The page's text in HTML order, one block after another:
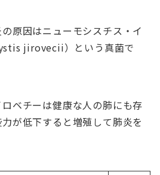
原因はニューモシスチス・イ
jirovecii）という真菌で
ベチーは健康な人の肺にも存
が低下すると増殖して肺炎を